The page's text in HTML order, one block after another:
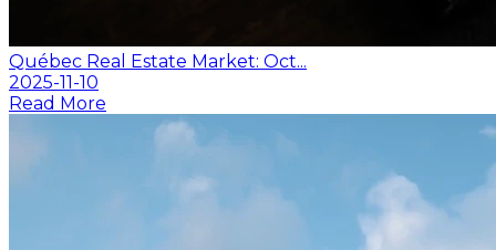
Québec Real Estate Market: Oct...
2025-11-10
Read More